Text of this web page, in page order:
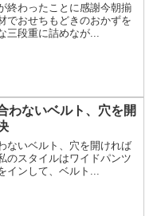
終わったことに感謝今朝揃
でおせちもどきのおかずを
三段重に詰めなが...
わないベルト、穴を開
ないベルト、穴を開ければ
のスタイルはワイドパンツ
インして、ベルト...